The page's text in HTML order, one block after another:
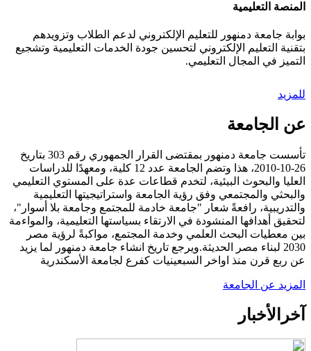
المنصة التعليمية
بوابة جامعة دمنهور للتعليم الإلكتروني لدعم الطلاب وتزويدهم
بتقنية التعليم الإلكتروني لتحسين جودة الخدمات التعليمية وتشجيع
التميز في المجال التعليمي.
للمزيد
عن الجامعة
تأسست جامعة دمنهور بمقتضى القرار الجمهوري رقم 303 بتاريخ
26-10-2010، هذا وتضم الجامعة عدد 12 كلية، ومعهدًا للدراسات
العليا والبحوث البيئية، لتخدم قطاعات عدة على المستوي التعليمي
والبحثي والمجتمعي وفق رؤية الجامعة واستراتيجيتها التعليمية
والتدريبية، رافعةً شعار "جامعة خادمة للمجتمع وجامعة بلا أسوار"،
لتحقيق أهدافها المنشودة في الارتقاء بسياستها التعليمية، والمواءمة
بين معطيات البحث العلمي وخدمة المجتمع، مواكبةً لرؤية مصر
2030 لبناء مصر الحديثة.ويرجع تاريخ انشاء جامعة دمنهور لما يزيد
عن ربع قرن منذ اواخر السبعينيات كفرع لجامعة الأسكندرية
المزيد عن الجامعة
آخر الأخبار